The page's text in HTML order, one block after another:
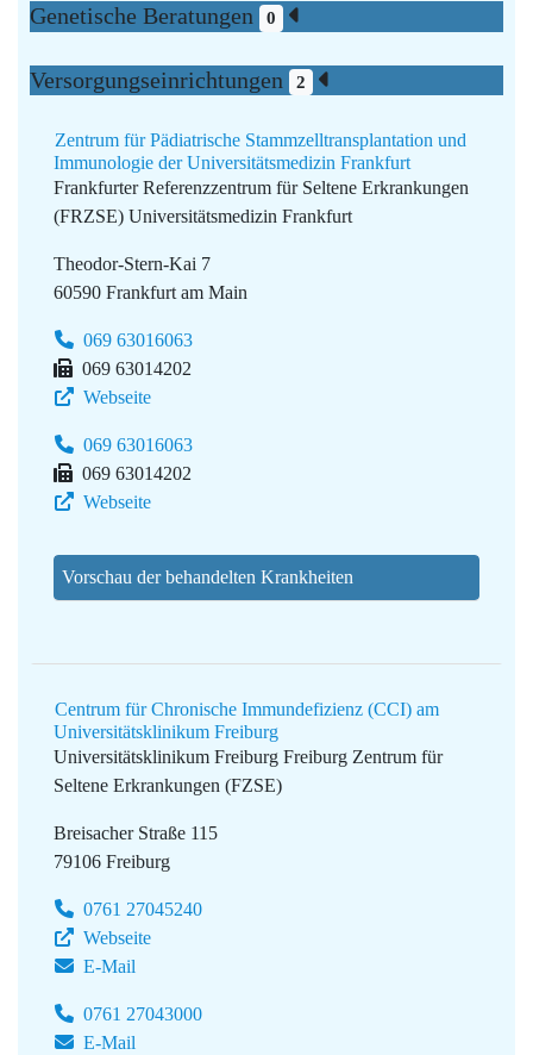
Genetische Beratungen 0
Versorgungseinrichtungen 2
Zentrum für Pädiatrische Stammzelltransplantation und
Immunologie der Universitätsmedizin Frankfurt
Frankfurter Referenzzentrum für Seltene Erkrankungen
(FRZSE) Universitätsmedizin Frankfurt
Theodor-Stern-Kai 7
60590 Frankfurt am Main
069 63016063
069 63014202
Webseite
069 63016063
069 63014202
Webseite
Vorschau der behandelten Krankheiten
Centrum für Chronische Immundefizienz (CCI) am
Universitätsklinikum Freiburg
Universitätsklinikum Freiburg Freiburg Zentrum für
Seltene Erkrankungen (FZSE)
Breisacher Straße 115
79106 Freiburg
0761 27045240
Webseite
E-Mail
0761 27043000
E-Mail